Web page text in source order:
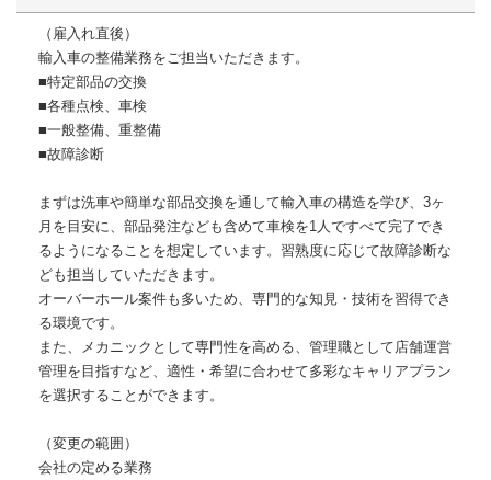
（雇入れ直後）
輸入車の整備業務をご担当いただきます。
■特定部品の交換
■各種点検、車検
■一般整備、重整備
■故障診断
まずは洗車や簡単な部品交換を通して輸入車の構造を学び、3ヶ
月を目安に、部品発注なども含めて車検を1人ですべて完了でき
るようになることを想定しています。習熟度に応じて故障診断な
ども担当していただきます。
オーバーホール案件も多いため、専門的な知見・技術を習得でき
る環境です。
また、メカニックとして専門性を高める、管理職として店舗運営
管理を目指すなど、適性・希望に合わせて多彩なキャリアプラン
を選択することができます。
（変更の範囲）
会社の定める業務